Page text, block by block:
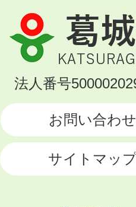
葛
城
市
KATSURAGI
法人番号
お問い合わせ
サイトマッ